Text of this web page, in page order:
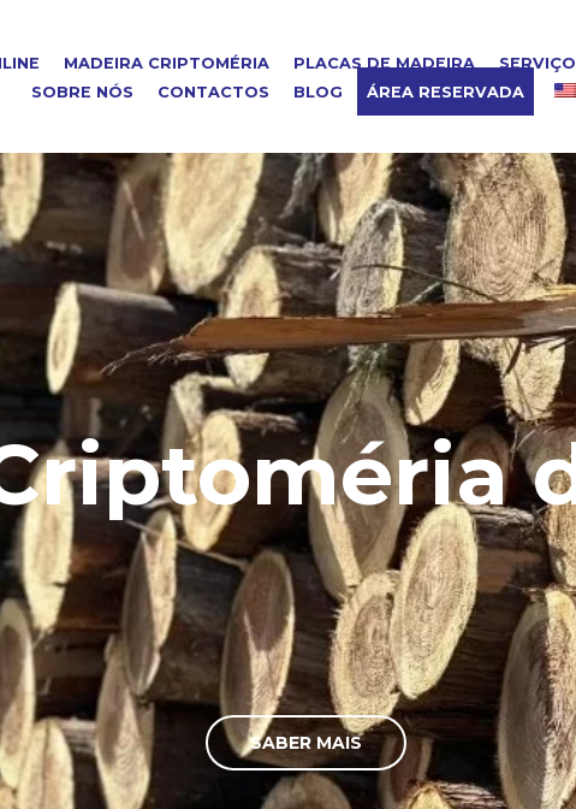
MADEIRA CRIPTOMÉRIA PLACAS DE MADEIRA
SOBRE NÓS
CONTACTOS BLOG ÁREA RESERVADA
SABER MAIS